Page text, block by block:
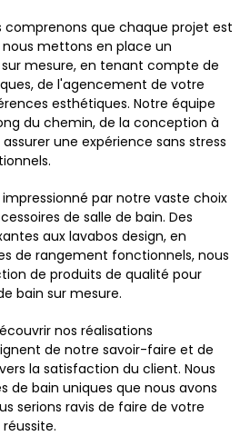
comprenons que chaque projet est
mettons en place un
mesure, en tenant compte de
de l'agencement de votre
esthétiques. Notre équipe
du chemin, de la conception à
une expérience sans stress
par notre vaste choix
de salle de bain. Des
aux lavabos design, en
de rangement fonctionnels, nous
de produits de qualité pour
bain sur mesure.
nos réalisations
de notre savoir-faire et de
la satisfaction du client. Nous
de bain uniques que nous avons
serions ravis de faire de votre